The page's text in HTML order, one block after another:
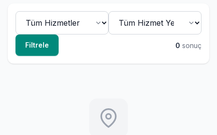
Filtrele 0 sonuç